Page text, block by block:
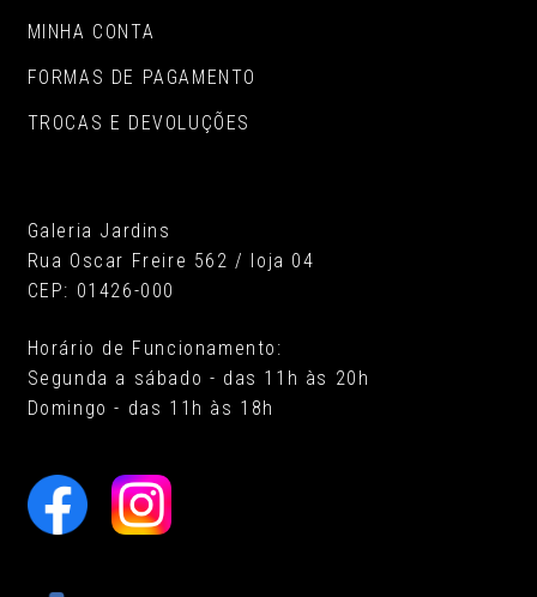
MINHA CONTA
FORMAS DE PAGAMENTO
TROCAS E DEVOLUÇÕES
Galeria Jardins
Rua Oscar Freire 562 / loja 04
CEP: 01426-000
Horário de Funcionamento:
Segunda a sábado - das 11h às 20h
Domingo - das 11h às 18h